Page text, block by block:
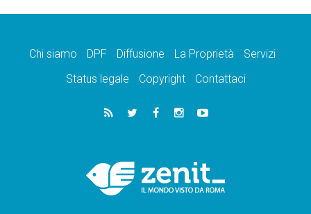
Chi siamo DPF Diffusione La Proprietà
Servizi
Status legale
Copyright Contattaci